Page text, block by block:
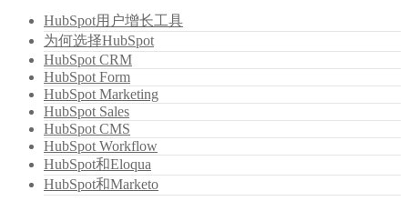
HubSpot用户增长工具
为何选择HubSpot
HubSpot CRM
HubSpot Form
HubSpot Marketing
HubSpot Sales
HubSpot CMS
HubSpot Workflow
HubSpot和Eloqua
HubSpot和Marketo